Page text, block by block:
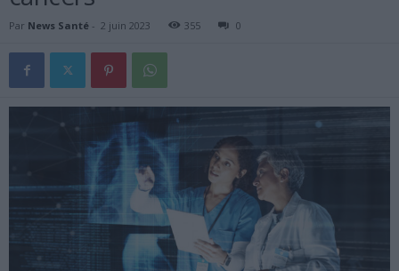
Par News Santé - 2 juin 2023 355 0